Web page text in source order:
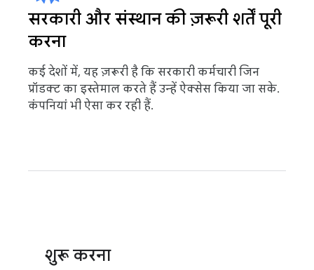
सरकारी और संस्थान की ज़रूरी शर्तें पूरी
करना
कई देशों में, यह ज़रूरी है कि सरकारी कर्मचारी जिन
प्रॉडक्ट का इस्तेमाल करते हैं उन्हें ऐक्सेस किया जा सके.
कंपनियां भी ऐसा कर रही हैं.
शुरू करना